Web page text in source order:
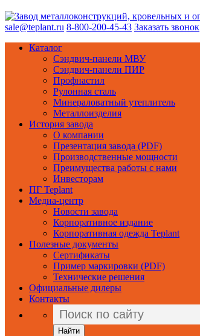
sale@teplant.ru 8-800-200-45-43 Заказать звонок
Каталог
Сэндвич-панели МВУ
Сэндвич-панели ПИР
Профнастил
Рулонная сталь
Минераловатный утеплитель
Металлоизделия
История завода
О компании
Презентация завода (PDF)
Производственные мощности
Преимущества работы с нами
Инвесторам
ПГ Teplant
Медиа-центр
Новости завода
Корпоративное издание
Корпоративная одежда Teplant
Полезные документы
Сертификаты
Пример маркировки (PDF)
Технические решения
Официальные дилеры
Контакты
Найти